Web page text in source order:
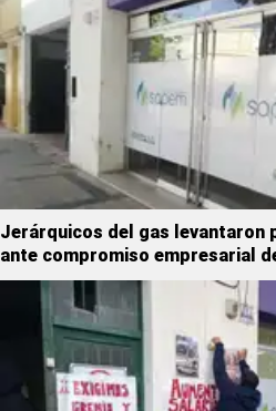
Jerárquicos del gas levantaron
ante compromiso empresarial